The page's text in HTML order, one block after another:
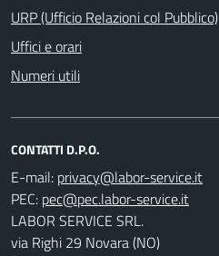
URP (Ufficio Relazioni col Pubblico)
Uffici e orari
Numeri utili
CONTATTI D.P.O.
E-mail:
PEC:
LABOR SERVICE SRL.
via Righi 29 Novara (NO)